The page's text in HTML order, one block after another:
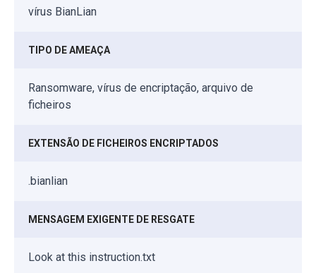
vírus BianLian
TIPO DE AMEAÇA
Ransomware, vírus de encriptação, arquivo de
ficheiros
EXTENSÃO DE FICHEIROS ENCRIPTADOS
.bianlian
MENSAGEM EXIGENTE DE RESGATE
Look at this instruction.txt